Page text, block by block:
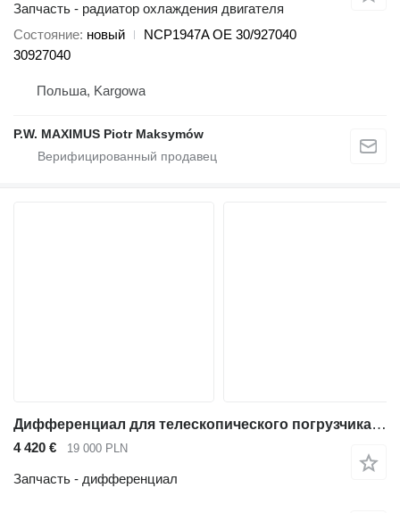
Запчасть - радиатор охлаждения двигателя
Состояние новый
NCP1947A OE 30/927040
30927040
Польша, Kargowa
P.W. MAXIMUS Piotr Maksymów
Дифференциал для телескопического погрузчика JCB 541-70
4 420 € 19 000 PLN
Запчасть - дифференциал